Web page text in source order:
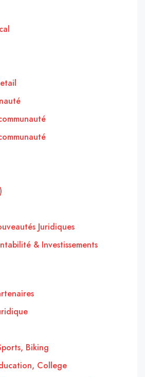
Juridiques
& Investissements
Biking
College